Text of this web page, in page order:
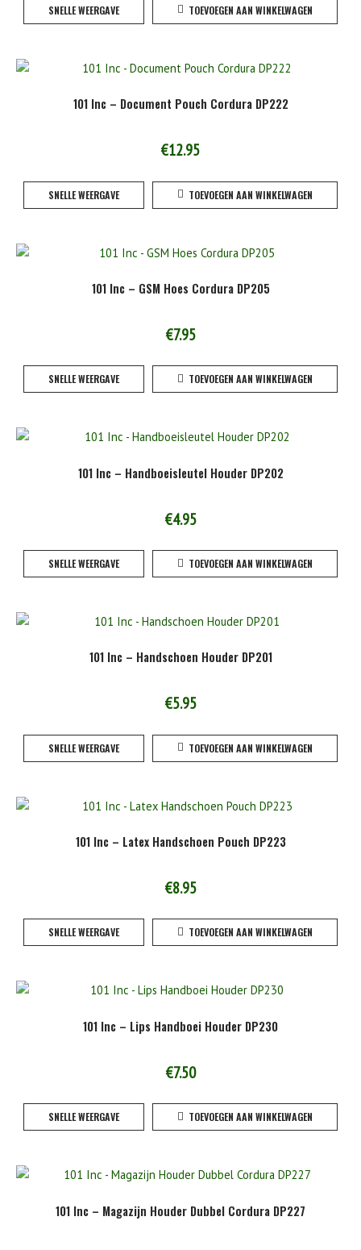
SNELLE WEERGAVE TOEVOEGEN AAN WINKELWAGEN
101 Inc – Document Pouch Cordura DP222
€12.95
SNELLE WEERGAVE TOEVOEGEN AAN WINKELWAGEN
101 Inc – GSM Hoes Cordura DP205
€7.95
SNELLE WEERGAVE TOEVOEGEN AAN WINKELWAGEN
101 Inc – Handboeisleutel Houder DP202
€4.95
SNELLE WEERGAVE TOEVOEGEN AAN WINKELWAGEN
101 Inc – Handschoen Houder DP201
€5.95
SNELLE WEERGAVE TOEVOEGEN AAN WINKELWAGEN
101 Inc – Latex Handschoen Pouch DP223
€8.95
SNELLE WEERGAVE TOEVOEGEN AAN WINKELWAGEN
101 Inc – Lips Handboei Houder DP230
€7.50
SNELLE WEERGAVE TOEVOEGEN AAN WINKELWAGEN
101 Inc – Magazijn Houder Dubbel Cordura DP227